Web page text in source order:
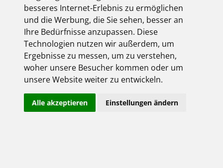
besseres Internet-Erlebnis zu ermöglichen
und die Werbung, die Sie sehen, besser an
Ihre Bedürfnisse anzupassen. Diese
Technologien nutzen wir außerdem, um
Ergebnisse zu messen, um zu verstehen,
woher unsere Besucher kommen oder um
unsere Website weiter zu entwickeln.
Alle akzeptieren Einstellungen ändern
Großhändler auf einen Blick!
Über uns
Impressum